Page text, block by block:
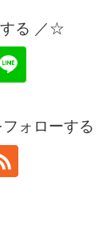
る ／☆
ォローする